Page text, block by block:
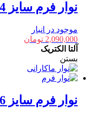
نوار فرم سایز 14
موجود در انبار
2,090,000 تومان
آلتا الکتریک
بستن
نوار فرم سایز 16